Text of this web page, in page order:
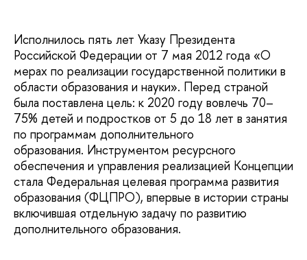
Исполнилось пять лет Указу Президента
Российской Федерации от 7 мая 2012 года «О
мерах по реализации государственной политики в
области образования и науки». Перед страной
была поставлена цель: к 2020 году вовлечь 70–
75% детей и подростков от 5 до 18 лет в занятия
по программам дополнительного
образования. Инструментом ресурсного
обеспечения и управления реализацией Концепции
стала Федеральная целевая программа развития
образования (ФЦПРО), впервые в истории страны
включившая отдельную задачу по развитию
дополнительного образования.